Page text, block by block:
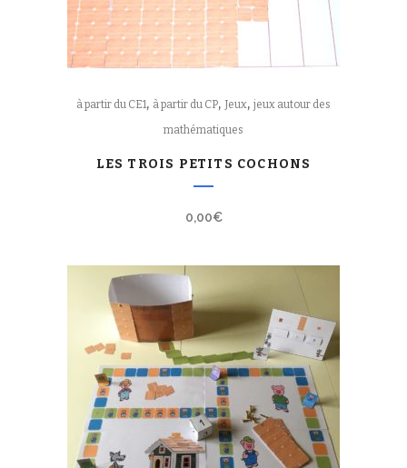
à partir du CE1, à partir du CP, Jeux, jeux autour des
mathématiques
LES TROIS PETITS COCHONS
0,00€